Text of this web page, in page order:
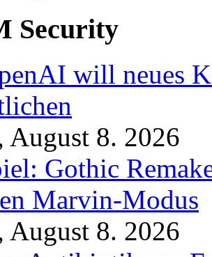
Security
will neues
August 8. 2026
Gothic
Marvin-Modus
August 8. 2026